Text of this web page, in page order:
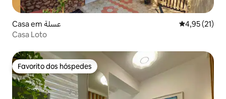
Casa em عسلة Classificação
4,95 (21)
Casa Loto
Favorito dos hóspedes
Favorito dos hóspedes